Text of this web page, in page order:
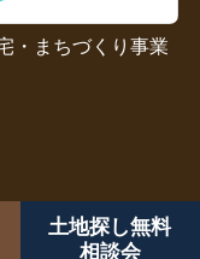
土地探し無料
相談会
・まちづくり事業